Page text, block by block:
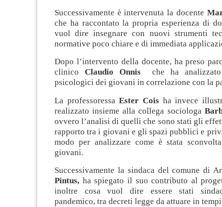
Successivamente è intervenuta la docente
che ha raccontato la propria esperienza di
vuol dire insegnare con nuovi strumenti
normative poco chiare e di immediata
Dopo l’intervento della docente, ha preso
clinico Claudio Onnische ha analizzato
psicologici dei giovani in correlazione con la
La professoressa Ester Cois ha invece
realizzato insieme alla collega sociologa
ovvero l’analisi di quelli che sono stati gli
rapporto tra i giovani e gli spazi pubblici e
modo per analizzare come è stata
giovani.
Successivamente la sindaca del comune di
Pintus, ha spiegato il suo contributo al
inoltre cosa vuol dire essere stati
pandemico, tra decreti legge da attuare in